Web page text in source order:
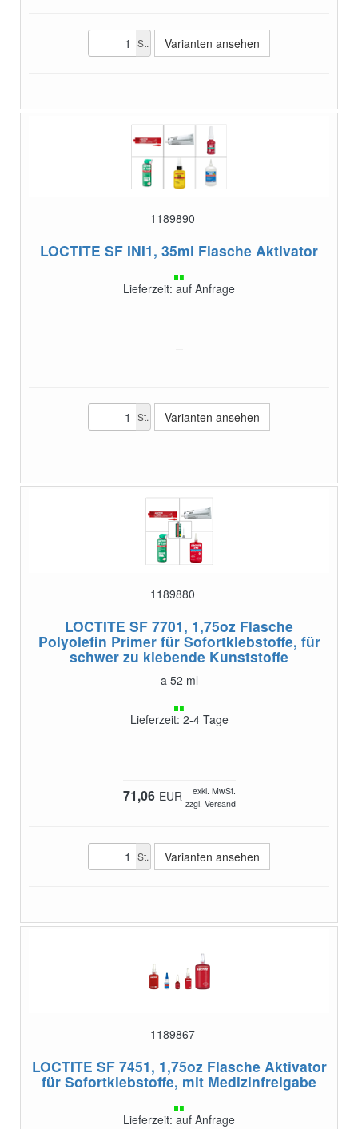
St. Varianten ansehen
1189890
LOCTITE SF INI1, 35ml Flasche Aktivator
Lieferzeit: auf Anfrage
St. Varianten ansehen
1189880
LOCTITE SF 7701, 1,75oz Flasche
Polyolefin Primer für Sofortklebstoffe, für
schwer zu klebende Kunststoffe
a 52 ml
Lieferzeit: 2-4 Tage
71,06 EUR
exkl. MwSt.
zzgl. Versand
St. Varianten ansehen
1189867
LOCTITE SF 7451, 1,75oz Flasche Aktivator
für Sofortklebstoffe, mit Medizinfreigabe
Lieferzeit: auf Anfrage